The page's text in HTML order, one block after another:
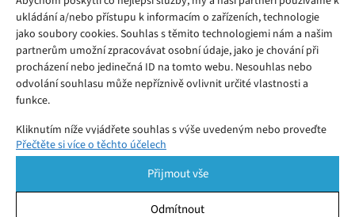
ukládání a/nebo přístupu k informacím o zařízeních, technologie
jako soubory cookies. Souhlas s těmito technologiemi nám a našim
partnerům umožní zpracovávat osobní údaje, jako je chování při
procházení nebo jedinečná ID na tomto webu. Nesouhlas nebo
odvolání souhlasu může nepříznivě ovlivnit určité vlastnosti a
funkce.
Kliknutím níže vyjádřete souhlas s výše uvedeným nebo proveďte
podrobnější rozhodnutí. Vaše volby budou použity pouze na tomto
pomocí přepínačů v Zásadách cookies nebo kliknutím na tlačítko
Spravovat souhlas ve spodní části obrazovky.
Přečtěte si více o těchto účelech
Přijmout vše
Odmítnout
Ford představil propojení palubního
systému s navigací Waze
Pátek 18. 05. 2018 Redakce